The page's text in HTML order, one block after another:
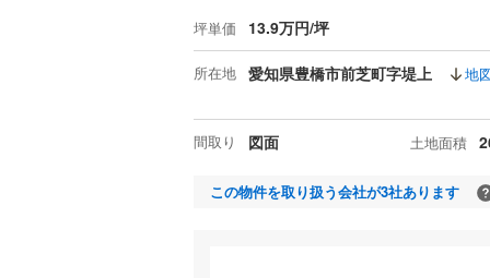
坪単価 13.9万円/坪
所在地 愛知県豊橋市前芝町字堤上 地
間取り 図面 土地面積
この物件を取り扱う会社が3社あります